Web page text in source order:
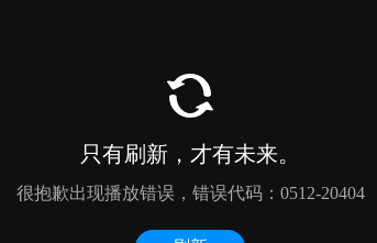
只有刷新，才有未来。
很抱歉出现播放错误，错误代码：0512-20404